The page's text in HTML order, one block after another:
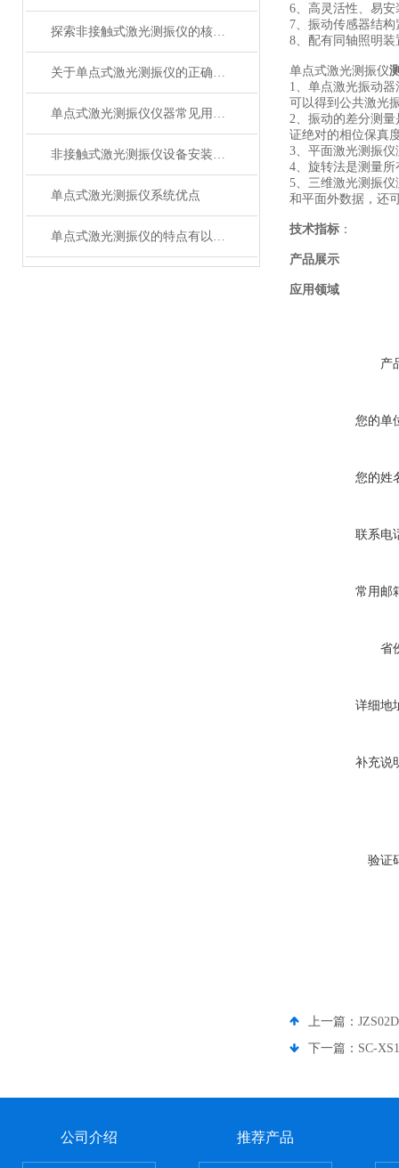
探索非接触式激光测振仪的核心功能
关于单点式激光测振仪的正确使用介绍
单点式激光测振仪仪器常见用途有以下这些
非接触式激光测振仪设备安装简单快捷
单点式激光测振仪系统优点
单点式激光测振仪的特点有以下几个方面
6、高灵活性、易
7、振动传感器结
8、配有同轴照明
单点式激光测振仪
1、单点激光振动
可以得到公共激光
2、振动的差分测
证绝对的相位保真
3、平面激光测振
4、旋转法是测量
5、三维激光测振
和平面外数据，还
技术指标 ：
产品展示
应用领域
产
您的单
您的姓
联系电
常用邮
省
详细地
补充说
验证
上一篇：
下一篇： SC-
公司介绍 推荐产品